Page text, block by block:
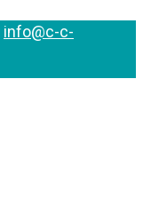
info@c-c-